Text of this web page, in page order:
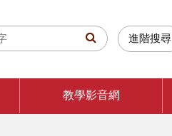
進階搜尋
教學影音網